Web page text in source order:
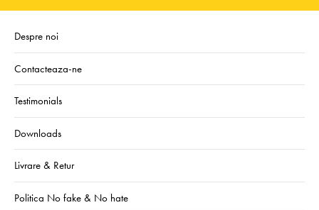
Despre noi
Contacteaza-ne
Testimonials
Downloads
Livrare & Retur
Politica No fake & No hate